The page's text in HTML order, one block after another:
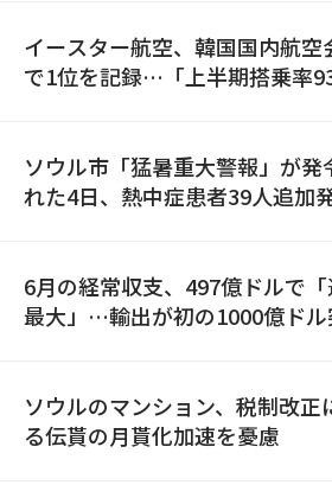
イースター航空、韓国国内航空
で1位を記録…「上半期搭乗率
ソウル市「猛暑重大警報」が発
れた4日、熱中症患者39人追加
6月の経常収支、497億ドルで
最大」…輸出が初の1000億ド
ソウルのマンション、税制改正
る伝貰の月貰化加速を憂慮